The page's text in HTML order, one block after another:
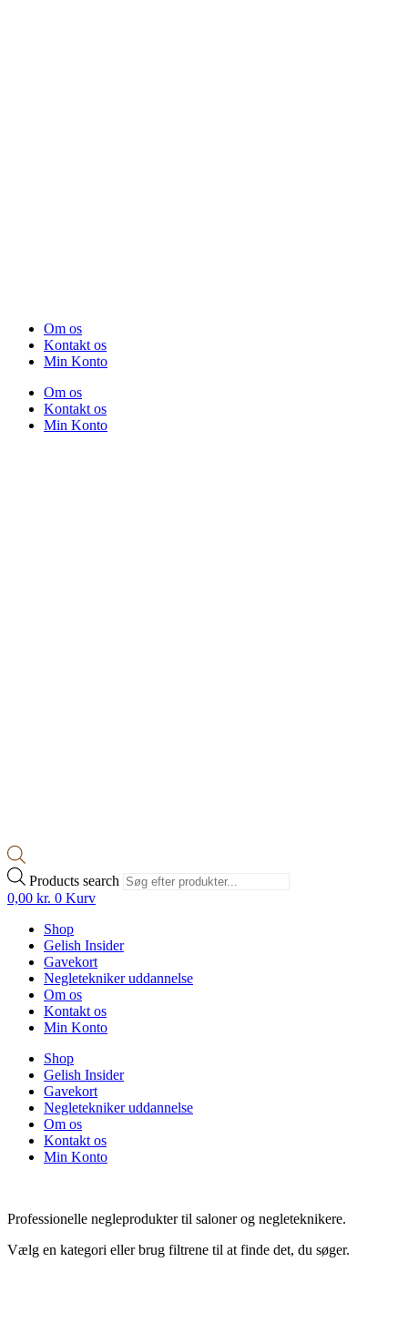
Om os
Kontakt os
Min Konto
Om os
Kontakt os
Min Konto
Products search
0,00 kr. 0 Kurv
Shop
Gelish Insider
Gavekort
Negletekniker uddannelse
Om os
Kontakt os
Min Konto
Shop
Gelish Insider
Gavekort
Negletekniker uddannelse
Om os
Kontakt os
Min Konto
Professionelle negleprodukter til saloner og negleteknikere.
Vælg en kategori eller brug filtrene til at finde det, du søger.